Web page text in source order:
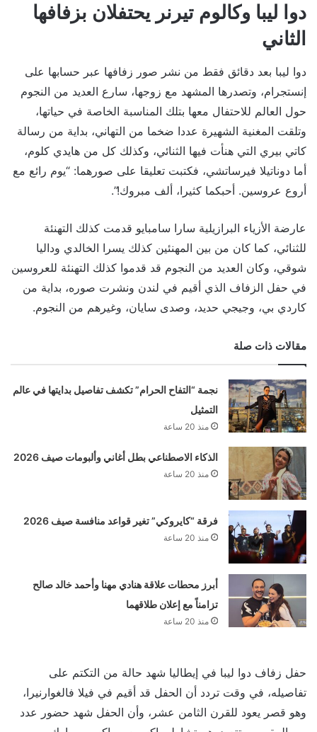
دوا ليبا وكالوم تيرنر يحتفلان بزفافها
الثاني
دوا ليبا بعد دقائق فقط من نشر صور زفافها عبر حسابها على
إنستجرام، وتصدرها المشهد مع زوجها، سارع العديد من النجوم
حول العالم للاحتفال معها بتلك المناسبة الخاصة في حياتها،
وتلقت المغنية الشهيرة عددا ضخما من التهاني، بداية من رسالة
كاتي بيري التي هنأت فيها الثنائي، وكذلك كل من هايدي كلوم،
أما دوناتيلا فيرساتشي، فكتبت تعليقا على صورهما: “يوم رائع مع
أروع عروسين. أحبكما كثيرا، ألف مبروك!”.
عارضة الأزياء البرازيلية سارا سامبايو قدمت كذلك التهنئة
للثنائي، كما كان من بين المهنئين كذلك يسرا الخالدي وداليا
شوقي، وكان العديد من النجوم قد قدموا كذلك التهنئة للعروسين
في حفل الزفاف الذي أقيم في لندن ونشرت صوره، بداية من
كاردي بي، وجيجي حديد، وصدى سايان، وغيرهم من النجوم.
مقالات ذات صلة
نجمة “التفاح الحرام” تكشف تفاصيل بدايتها في عالم
التمثيل
منذ 20 ساعة
الذكاء الاصطناعي بطل أغاني وألبومات صيف 2026
منذ 20 ساعة
فرقة “كايروكي” تغير قواعد منافسة صيف 2026
منذ 20 ساعة
أبرز محطات علاقة هنادي مهنا وأحمد خالد صالح
تزامناً مع إعلان طلاقهما
منذ 20 ساعة
حفل زفاف دوا ليبا في إيطاليا شهد حالة من التكتم على
تفاصيله، في وقت تردد أن الحفل قد أقيم في فيلا فالغوارنيرا،
وهو قصر يعود للقرن الثامن عشر، وأن الحفل شهد حضور عدد